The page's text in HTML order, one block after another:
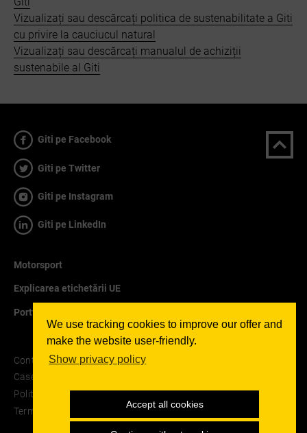
We use tracking cookies to improve our offer and
make the website user-friendly.
Show privacy policy
Accept all cookies
Vizualizați sau descărcați politica de sustenabilitate a Giti
cu privire la cauciucul natural
Vizualizați sau descărcați manualul de achiziții
sustenabile al Giti
Giti pe Facebook
Giti pe Twitter
Giti pe Instagram
Giti pe LinkedIn
Motorsport
Explicarea etichetării UE
Portfolio
Contact
Casetă tehnică
Politica de confidențialitate
Termeni și condiții